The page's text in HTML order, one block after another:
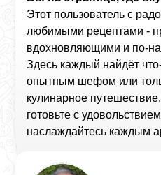
Этот пользователь с
любимыми рецептами -
вдохновляющими и по-
Здесь каждый найдёт
опытным шефом или
кулинарное
готовьте с
наслаждайтесь каждым